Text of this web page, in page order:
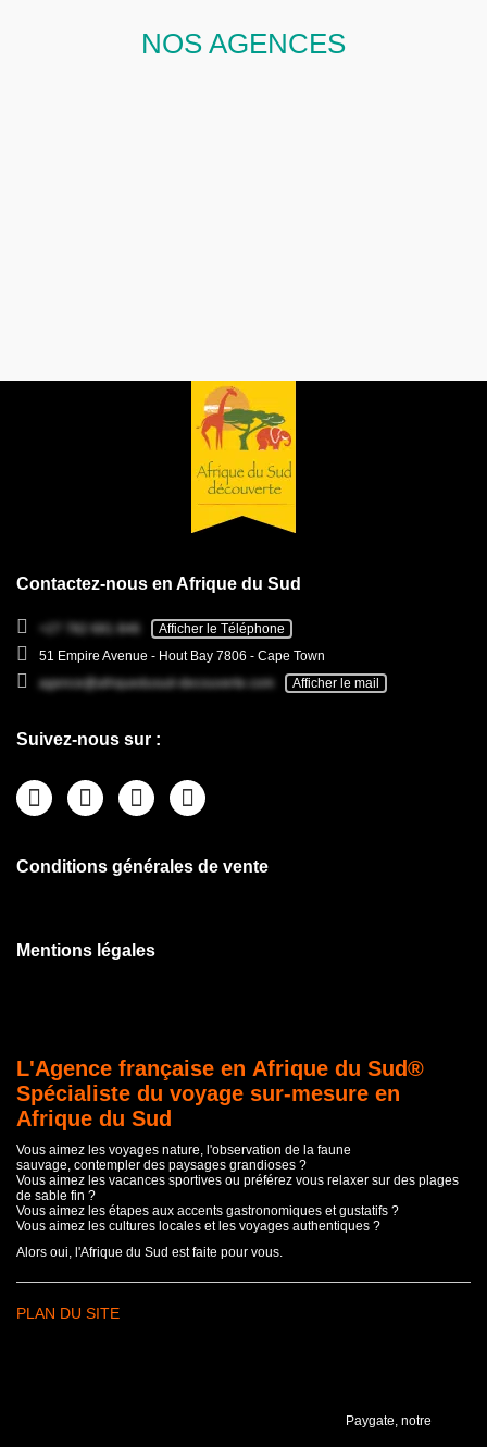
NOS AGENCES
Contactez-nous en Afrique du Sud
+27 782 681 846
Afficher le Téléphone
51 Empire Avenue - Hout Bay 7806 - Cape Town
agence@afriquedusud-decouverte.com
Afficher le mail
Suivez-nous sur :
Conditions générales de vente
Mentions légales
L'Agence française en Afrique du Sud®
Spécialiste du voyage sur-mesure en
Afrique du Sud
Vous aimez les voyages nature, l'observation de la faune
sauvage, contempler des paysages grandioses ?
Vous aimez les vacances sportives ou préférez vous relaxer sur des plages
de sable fin ?
Vous aimez les étapes aux accents gastronomiques et gustatifs ?
Vous aimez les cultures locales et les voyages authentiques ?
Alors oui, l'Afrique du Sud est faite pour vous.
PLAN DU SITE
Paygate, notre